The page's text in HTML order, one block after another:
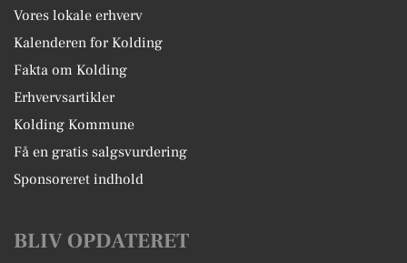
Vores lokale erhverv
Kalenderen for Kolding
Fakta om Kolding
Erhvervsartikler
Kolding Kommune
Få en gratis salgsvurdering
Sponsoreret indhold
BLIV OPDATERET